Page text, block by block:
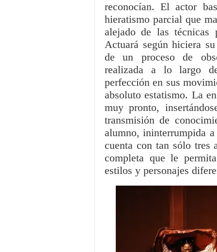
reconocían. El actor
hieratismo parcial que
alejado de las técnicas
Actuará según hiciera
de un proceso de
realizada a lo largo
perfección en sus
absoluto estatismo. La
muy pronto,
transmisión de
alumno, ininterrumpida
cuenta con tan sólo tres
completa que le
estilos y personajes